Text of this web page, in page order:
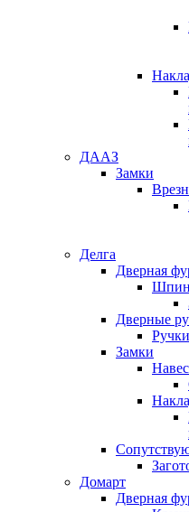
ДААЗ
Замки
Делга
Дверная
Дверные
Замки
Домарт
Дверная